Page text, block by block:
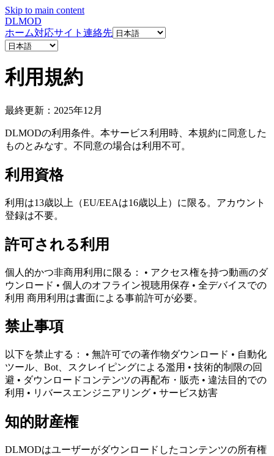
Skip to main content
DLMOD
ホーム対応サイト 連絡先
利用規約
最終更新：2025年12月
DLMODの利用条件。本サービス利用時、本規約に同意した
ものとみなす。不同意の場合は利用不可。
利用資格
利用は13歳以上（EU/EEAは16歳以上）に限る。アカウント
登録は不要。
許可される利用
個人的かつ非商用利用に限る： • アクセス権を持つ動画のダ
ウンロード • 個人のオフライン視聴用保存 • 全デバイスでの
利用 商用利用は書面による事前許可が必要。
禁止事項
以下を禁止する： • 無許可での著作物ダウンロード • 自動化
ツール、Bot、スクレイピングによる濫用 • 技術的制限の回
避 • ダウンロードコンテンツの再配布・販売 • 違法目的での
利用 • リバースエンジニアリング • サービス妨害
知的財産権
DLMODはユーザーがダウンロードしたコンテンツの所有権